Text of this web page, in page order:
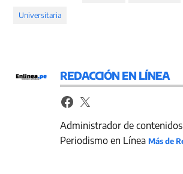
Universitaria
REDACCIÓN EN LÍNEA
Administrador de
Periodismo en LíneaMás de